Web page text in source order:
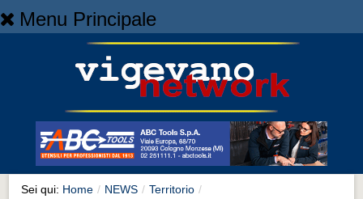
Menu Principale
NEWS
Cronaca
Cronaca
Sei qui: Home / NEWS / Territorio /